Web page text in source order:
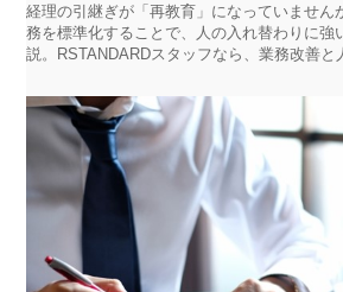
フ
経理の引継ぎが「再教育」になっていません
務を標準化することで、人の入れ替わりに強
説。RSTANDARDスタッフなら、業務改善と